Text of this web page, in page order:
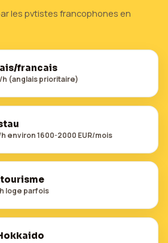
les pvtistes francophones en
francais
h (anglais prioritaire)
h environ 1600-2000 EUR/mois
h loge parfois